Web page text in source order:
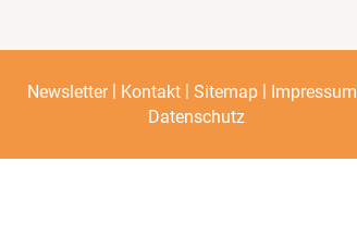
Newsletter| Kontakt| Sitemap| Impressum
Datenschutz